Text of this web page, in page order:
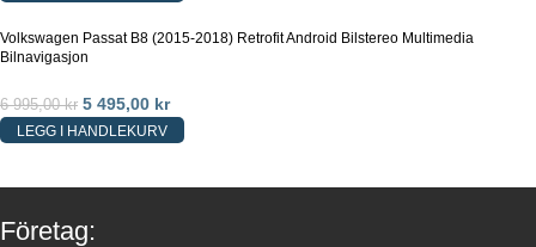
Volkswagen Passat B8 (2015-2018) Retrofit Android Bilstereo Multimedia
Bilnavigasjon
6 995,00kr 5 495,00 kr
LEGG I HANDLEKURV
Företag: